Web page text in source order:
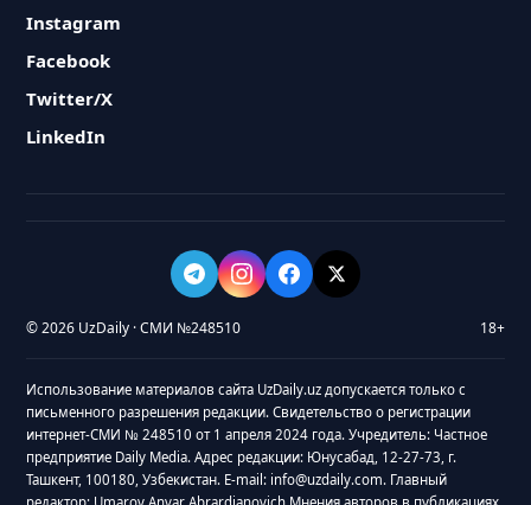
Instagram
Facebook
Twitter/X
LinkedIn
© 2026 UzDaily · СМИ №248510 18+
Использование материалов сайта UzDaily.uz допускается только с
письменного разрешения редакции. Свидетельство о регистрации
интернет-СМИ № 248510 от 1 апреля 2024 года. Учредитель: Частное
предприятие Daily Media. Адрес редакции: Юнусабад, 12-27-73, г.
Ташкент, 100180, Узбекистан. E-mail: info@uzdaily.com. Главный